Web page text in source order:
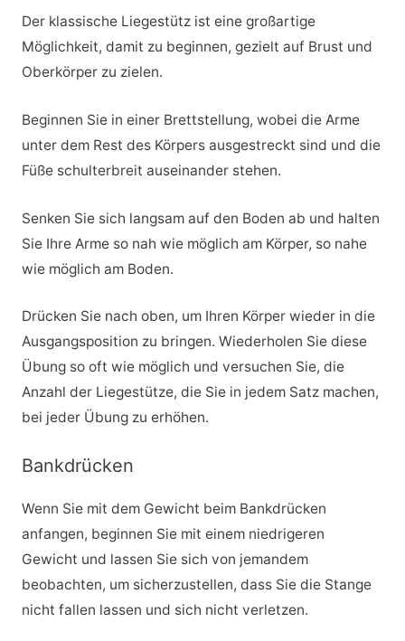
Der klassische Liegestütz ist eine großartige
Möglichkeit, damit zu beginnen, gezielt auf Brust und
Oberkörper zu zielen.
Beginnen Sie in einer Brettstellung, wobei die Arme
unter dem Rest des Körpers ausgestreckt sind und die
Füße schulterbreit auseinander stehen.
Senken Sie sich langsam auf den Boden ab und halten
Sie Ihre Arme so nah wie möglich am Körper, so nahe
wie möglich am Boden.
Drücken Sie nach oben, um Ihren Körper wieder in die
Ausgangsposition zu bringen. Wiederholen Sie diese
Übung so oft wie möglich und versuchen Sie, die
Anzahl der Liegestütze, die Sie in jedem Satz machen,
bei jeder Übung zu erhöhen.
Bankdrücken
Wenn Sie mit dem Gewicht beim Bankdrücken
anfangen, beginnen Sie mit einem niedrigeren
Gewicht und lassen Sie sich von jemandem
beobachten, um sicherzustellen, dass Sie die Stange
nicht fallen lassen und sich nicht verletzen.